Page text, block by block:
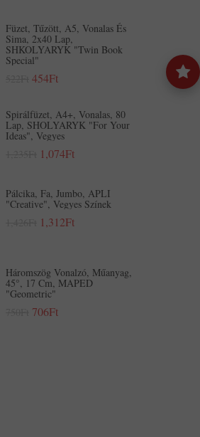
Füzet, Tűzött, A5, Vonalas És
Sima, 2x40 Lap,
SHKOLYARYK "Twin Book
Special"
454Ft
Spirálfüzet, A4+, Vonalas, 80
Lap, SHOLYARYK "For Your
Ideas", Vegyes
1,074Ft
Pálcika, Fa, Jumbo, APLI
"Creative", Vegyes Színek
1,312Ft
Háromszög Vonalzó, Műanyag,
45°, 17 Cm, MAPED
"Geometric"
706Ft